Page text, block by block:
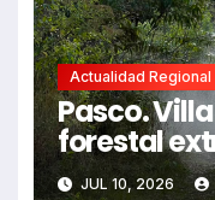
Actualidad Regional
Pasco.
forestal
fallecidos
JUL 10, 2026